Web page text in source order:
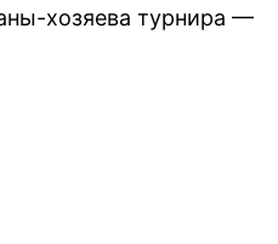
хозяева турнира —